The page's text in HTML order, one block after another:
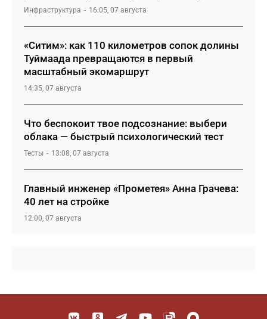
Инфраструктура 16:05, 07 августа
«Ситим»: как 110 километров сопок долины
Туймаада превращаются в первый
масштабный экомаршрут
14:35, 07 августа
Что беспокоит твое подсознание: выбери
облака — быстрый психологический тест
Тесты 13:08, 07 августа
Главный инженер «Прометея» Анна Грачева:
40 лет на стройке
12:00, 07 августа